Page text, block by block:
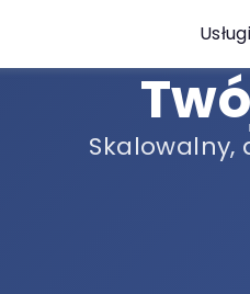
Usługi
Skalowalny,